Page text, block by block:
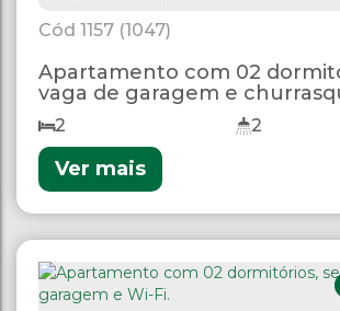
1157 (1047)
Apartamento com 02
vaga de garagem e
2 2
Ver mais